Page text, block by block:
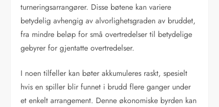
turneringsarrangører. Disse bøtene kan variere
betydelig avhengig av alvorlighetsgraden av bruddet,
fra mindre beløp for små overtredelser til betydelige
gebyrer for gjentatte overtredelser.
I noen tilfeller kan bøter akkumuleres raskt, spesielt
hvis en spiller blir funnet i brudd flere ganger under
et enkelt arrangement. Denne økonomiske byrden kan